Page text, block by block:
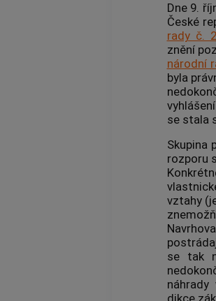
Dne 9.
České
rady č.
znění
národní
byla
vyhlášení
se stala
Skupina
rozporu s
vztahy
se tak